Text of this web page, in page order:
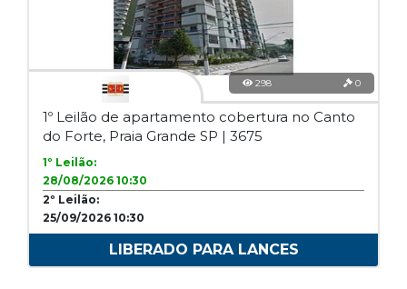
298 0
1º Leilão de apartamento cobertura no Canto
do Forte, Praia Grande SP | 3675
1º Leilão:
28/08/2026 10:30
2º Leilão:
25/09/2026 10:30
LIBERADO PARA LANCES